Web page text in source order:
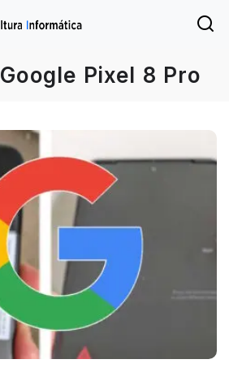
Google Pixel 8 Pro